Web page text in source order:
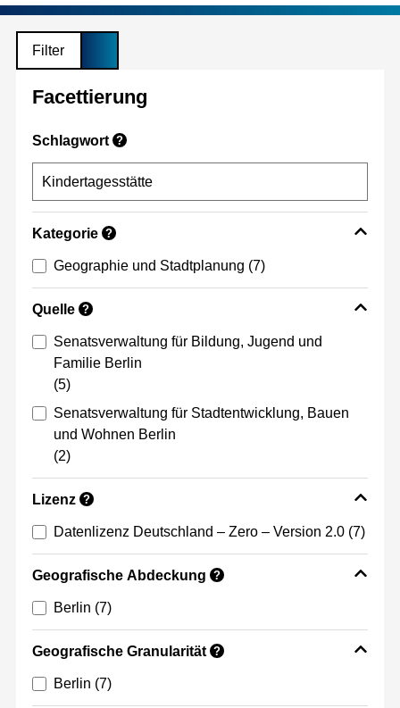
Filter
Facettierung
Schlagwort ?
Kategorie ?
Geographie und Stadtplanung (7)
Quelle ?
Senatsverwaltung für Bildung, Jugend und
Familie Berlin
(5)
Senatsverwaltung für Stadtentwicklung, Bauen
und Wohnen Berlin
(2)
Lizenz ?
Datenlizenz Deutschland – Zero – Version 2.0 (7)
Geografische Abdeckung ?
Berlin (7)
Geografische Granularität ?
Berlin (7)